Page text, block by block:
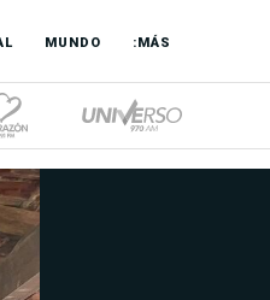
MUNDO :MÁS